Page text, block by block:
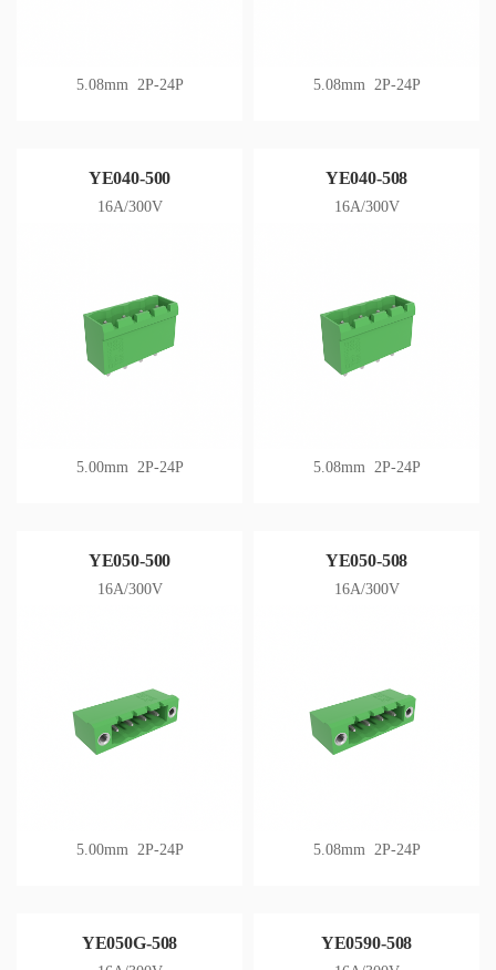
5.08mm 2P-24P 5.08mm 2P-24P
YE040-500
16A/300V
5.00mm 2P-24P
YE040-508
16A/300V
5.08mm 2P-24P
YE050-500
16A/300V
5.00mm 2P-24P
YE050-508
16A/300V
5.08mm 2P-24P
YE050G-508 YE0590-508